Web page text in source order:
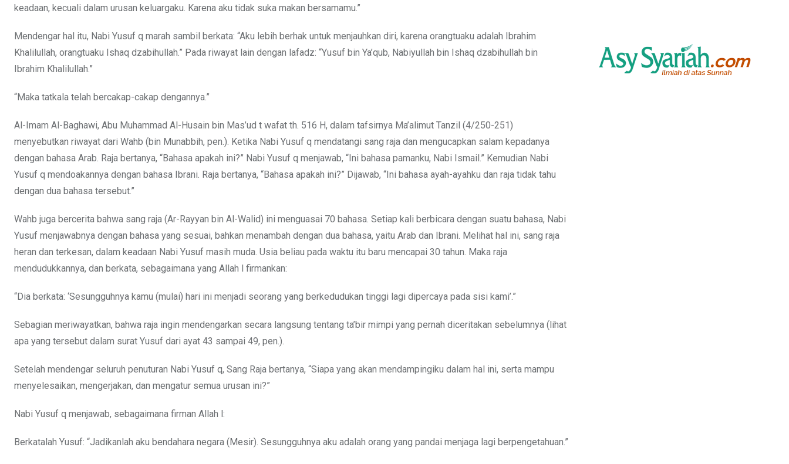
keadaan, kecuali dalam urusan keluargaku. Karena aku tidak suka makan bersamamu.”
Mendengar hal itu, Nabi Yusuf q marah sambil berkata: “Aku lebih berhak untuk menjauhkan diri, karena orangtuaku adalah Ibrahim
Khalilullah, orangtuaku Ishaq dzabihullah.” Pada riwayat lain dengan lafadz: “Yusuf bin Ya’qub, Nabiyullah bin Ishaq dzabihullah bin
Ibrahim Khalilullah.”
“Maka tatkala telah bercakap-cakap dengannya.”
Al-Imam Al-Baghawi, Abu Muhammad Al-Husain bin Mas’ud t wafat th. 516 H, dalam tafsirnya Ma’alimut Tanzil (4/250-251)
menyebutkan riwayat dari Wahb (bin Munabbih, pen.). Ketika Nabi Yusuf q mendatangi sang raja dan mengucapkan salam kepadanya
dengan bahasa Arab. Raja bertanya, “Bahasa apakah ini?” Nabi Yusuf q menjawab, “Ini bahasa pamanku, Nabi Ismail.” Kemudian Nabi
Yusuf q mendoakannya dengan bahasa Ibrani. Raja bertanya, “Bahasa apakah ini?” Dijawab, “Ini bahasa ayah-ayahku dan raja tidak tahu
dengan dua bahasa tersebut.”
Wahb juga bercerita bahwa sang raja (Ar-Rayyan bin Al-Walid) ini menguasai 70 bahasa. Setiap kali berbicara dengan suatu bahasa, Nabi
Yusuf menjawabnya dengan bahasa yang sesuai, bahkan menambah dengan dua bahasa, yaitu Arab dan Ibrani. Melihat hal ini, sang raja
heran dan terkesan, dalam keadaan Nabi Yusuf masih muda. Usia beliau pada waktu itu baru mencapai 30 tahun. Maka raja
mendudukkannya, dan berkata, sebagaimana yang Allah l firmankan:
“Dia berkata: ‘Sesungguhnya kamu (mulai) hari ini menjadi seorang yang berkedudukan tinggi lagi dipercaya pada sisi kami’.”
Sebagian meriwayatkan, bahwa raja ingin mendengarkan secara langsung tentang ta’bir mimpi yang pernah diceritakan sebelumnya (lihat
apa yang tersebut dalam surat Yusuf dari ayat 43 sampai 49, pen.).
Setelah mendengar seluruh penuturan Nabi Yusuf q, Sang Raja bertanya, “Siapa yang akan mendampingiku dalam hal ini, serta mampu
menyelesaikan, mengerjakan, dan mengatur semua urusan ini?”
Nabi Yusuf q menjawab, sebagaimana firman Allah l:
Berkatalah Yusuf: “Jadikanlah aku bendahara negara (Mesir). Sesungguhnya aku adalah orang yang pandai menjaga lagi berpengetahuan.”